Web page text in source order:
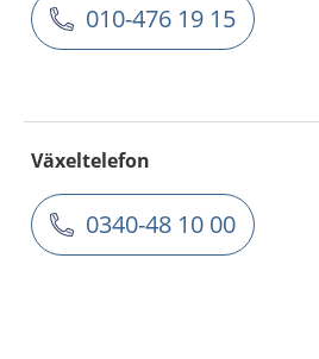
010-476 19 15
Växeltelefon
0340-48 10 00